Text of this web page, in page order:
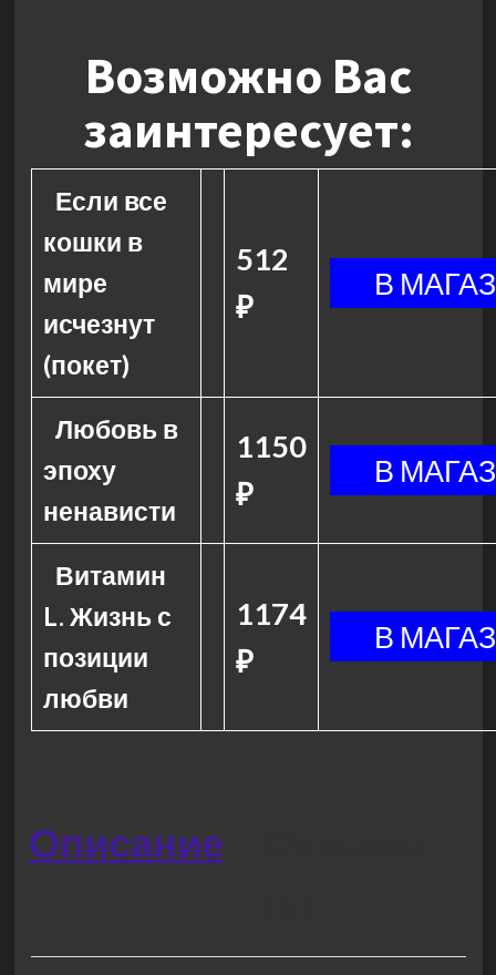
Возможно Вас
заинтересует:
Если все
кошки в
мире
исчезнут
(покет)
512
₽
Любовь в
эпоху
ненависти
1150
₽
Витамин
L. Жизнь с
позиции
любви
1174
₽
Описание